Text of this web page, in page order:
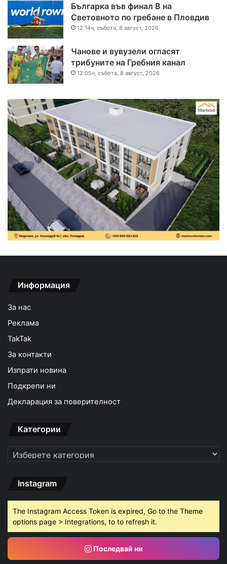
Българка във финал B на
Световното по гребане в Пловдив
12:14ч, събота, 8 август, 2026
Чанове и вувузели огласят
трибуните на Гребния канал
12:05ч, събота, 8 август, 2026
Информация
За нас
Реклама
TakTak
За контакти
Изпрати новина
Подкрепи ни
Декларация за поверителност
Категории
Категории
Instagram
The Instagram Access Token is expired, Go to the Theme
options page > Integrations, to to refresh it.
Последвай ни